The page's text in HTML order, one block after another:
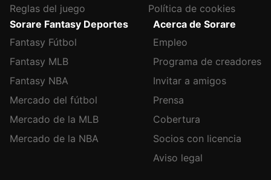
Reglas del juego
Política de cookies
Sorare Fantasy Deportes
Fantasy Fútbol
Fantasy MLB
Fantasy NBA
Mercado del fútbol
Mercado de la MLB
Mercado de la NBA
Acerca de Sorare
Empleo
Programa de creadores
Invitar a amigos
Prensa
Cobertura
Socios con licencia
Aviso legal